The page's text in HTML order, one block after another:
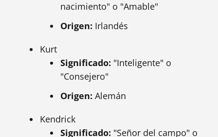
nacimiento" o "Amable"
Origen: Irlandés
Kurt
Significado: "Inteligente" o
"Consejero"
Origen: Alemán
Kendrick
Significado: "Señor del campo" o